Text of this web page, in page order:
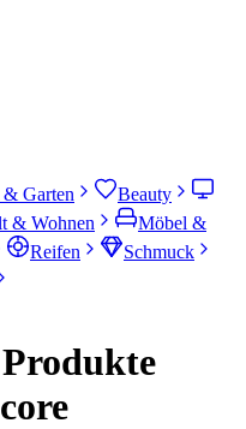
Garten
Beauty
& Wohnen
Möbel &
Reifen
Schmuck